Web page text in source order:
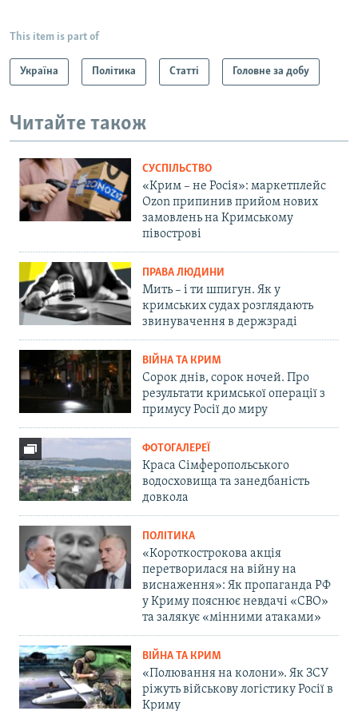
This item is part of
Україна Політика Статті Головне за добу
Читайте також
СУСПІЛЬСТВО
«Крим – не Росія»: маркетплейс
Ozon припинив прийом нових
замовлень на Кримському
півострові
ПРАВА ЛЮДИНИ
Мить – і ти шпигун. Як у
кримських судах розглядають
звинувачення в держзраді
ВІЙНА ТА КРИМ
Сорок днів, сорок ночей. Про
результати кримської операції з
примусу Росії до миру
ФОТОГАЛЕРЕЇ
Краса Сімферопольського
водосховища та занедбаність
довкола
ПОЛІТИКА
«Короткострокова акція
перетворилася на війну на
виснаження»: Як пропаганда РФ
у Криму пояснює невдачі «СВО»
та залякує «мінними атаками»
ВІЙНА ТА КРИМ
«Полювання на колони». Як ЗСУ
ріжуть військову логістику Росії в
Криму